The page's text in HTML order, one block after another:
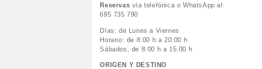
Reservas vía telefónica o WhatsApp al:
695 735 790
Días: de Lunes a Viernes
Horario: de 8:00 h a 20:00 h
Sábados, de 8:00 h a 15:00 h
ORIGEN Y DESTINO